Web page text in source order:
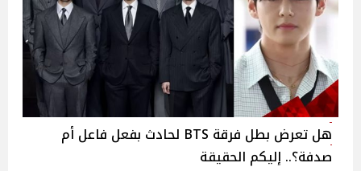
هل تعرض بطل فرقة BTS لحادث بفعل فاعل أم
صدفة؟.. إليكم الحقيقة